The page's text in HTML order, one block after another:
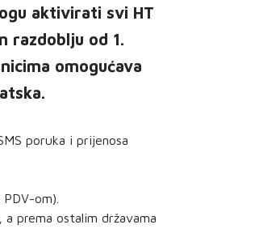
aktivirati svi HT
razdoblju od 1.
omogućava
poruka i prijenosa
om).
prema ostalim državama